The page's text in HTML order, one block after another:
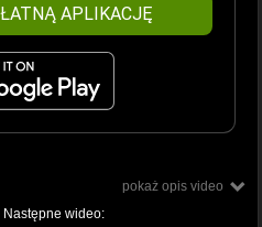
APLIKACJĘ
pokaż opis video
Następne wideo: